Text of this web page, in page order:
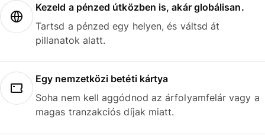
Kezeld a pénzed útközben is, akár globálisan.
Tartsd a pénzed egy helyen, és váltsd át
pillanatok alatt.
Egy nemzetközi betéti kártya
Soha nem kell aggódnod az árfolyamfelár vagy a
magas tranzakciós díjak miatt.